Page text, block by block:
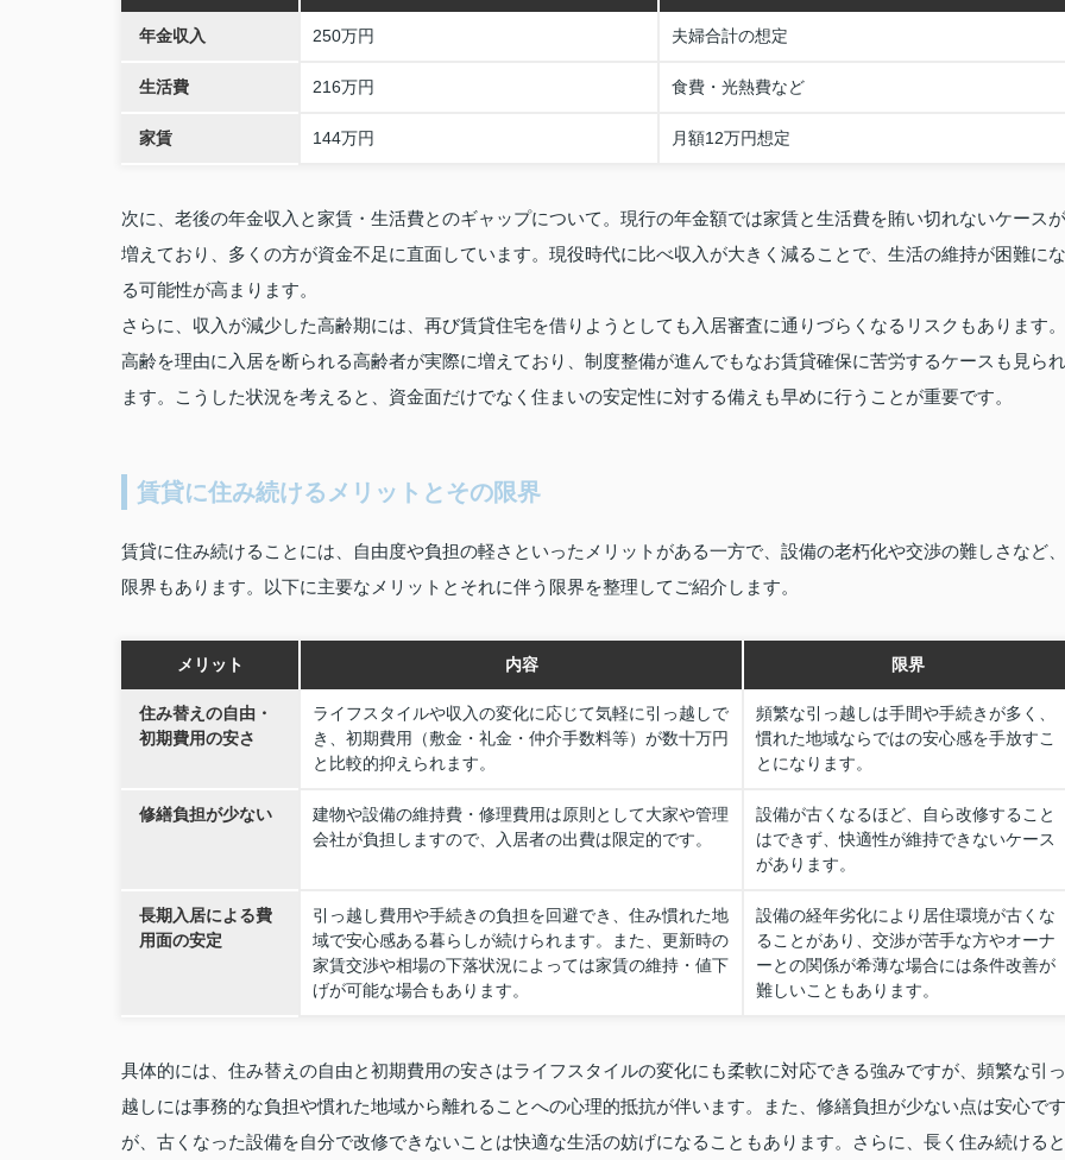
年金収入 250万円 夫婦合計の想定
生活費 216万円 食費・光熱費など
家賃 144万円 月額12万円想定
次に、老後の年金収入と家賃・生活費とのギャップについて。現行の年金額では家賃と生活費を賄い切れないケースが
増えており、多くの方が資金不足に直面しています。現役時代に比べ収入が大きく減ることで、生活の維持が困難にな
る可能性が高まります。
さらに、収入が減少した高齢期には、再び賃貸住宅を借りようとしても入居審査に通りづらくなるリスクもあります。
高齢を理由に入居を断られる高齢者が実際に増えており、制度整備が進んでもなお賃貸確保に苦労するケースも見られ
ます。こうした状況を考えると、資金面だけでなく住まいの安定性に対する備えも早めに行うことが重要です。
賃貸に住み続けるメリットとその限界
賃貸に住み続けることには、自由度や負担の軽さといったメリットがある一方で、設備の老朽化や交渉の難しさなど、
限界もあります。以下に主要なメリットとそれに伴う限界を整理してご紹介します。
メリット 内容 限界
住み替えの自由・
初期費用の安さ
ライフスタイルや収入の変化に応じて気軽に引っ越しで
き、初期費用（敷金・礼金・仲介手数料等）が数十万円
と比較的抑えられます。
頻繁な引っ越しは手間や手続きが多く、
慣れた地域ならではの安心感を手放すこ
とになります。
修繕負担が少ない
建物や設備の維持費・修理費用は原則として大家や管理
会社が負担しますので、入居者の出費は限定的です。
設備が古くなるほど、自ら改修すること
はできず、快適性が維持できないケース
があります。
長期入居による費
用面の安定
引っ越し費用や手続きの負担を回避でき、住み慣れた地
域で安心感ある暮らしが続けられます。また、更新時の
家賃交渉や相場の下落状況によっては家賃の維持・値下
げが可能な場合もあります。
設備の経年劣化により居住環境が古くな
ることがあり、交渉が苦手な方やオーナ
ーとの関係が希薄な場合には条件改善が
難しいこともあります。
具体的には、住み替えの自由と初期費用の安さはライフスタイルの変化にも柔軟に対応できる強みですが、頻繁な引っ
越しには事務的な負担や慣れた地域から離れることへの心理的抵抗が伴います。また、修繕負担が少ない点は安心です
が、古くなった設備を自分で改修できないことは快適な生活の妨げになることもあります。さらに、長く住み続けると